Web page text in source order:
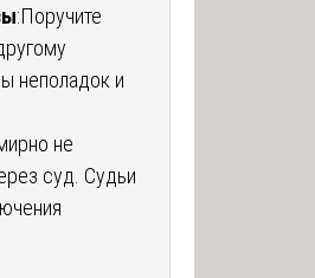
:Поручите
неполадок и
не
суд. Судьи